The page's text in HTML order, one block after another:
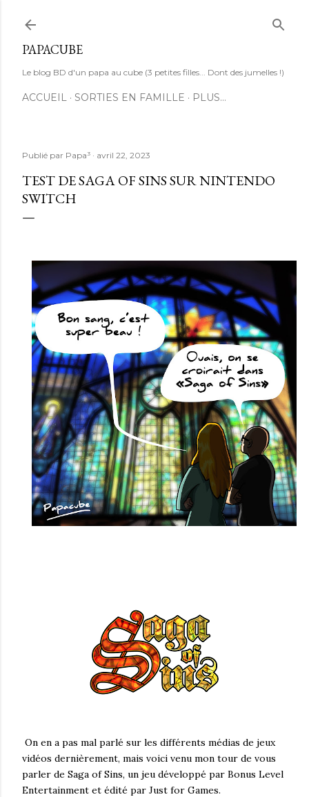
PAPACUBE
Le blog BD d'un papa au cube (3 petites filles... Dont des jumelles !)
ACCUEIL SORTIES EN FAMILLE PLUS…
Publié par Papa³ avril 22, 2023
TEST DE SAGA OF SINS SUR NINTENDO
SWITCH
On en a pas mal parlé sur les différents médias de jeux
vidéos dernièrement, mais voici venu mon tour de vous
parler de Saga of Sins, un jeu développé par Bonus Level
Entertainment et édité par Just for Games.